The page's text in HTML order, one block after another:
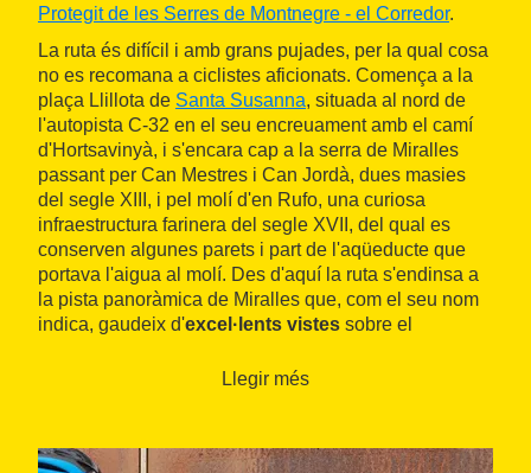
Protegit de les Serres de Montnegre - el Corredor.
La ruta és difícil i amb grans pujades, per la qual cosa
no es recomana a ciclistes aficionats. Comença a la
plaça Llillota de Santa Susanna, situada al nord de
l'autopista C-32 en el seu encreuament amb el camí
d'Hortsavinyà, i s'encara cap a la serra de Miralles
passant per Can Mestres i Can Jordà, dues masies
del segle XIII, i pel molí d'en Rufo, una curiosa
infraestructura farinera del segle XVII, del qual es
conserven algunes parets i part de l'aqüeducte que
portava l'aigua al molí. Des d'aquí la ruta s'endinsa a
la pista panoràmica de Miralles que, com el seu nom
indica, gaudeix d'excel·lents vistes sobre el
Llegir més